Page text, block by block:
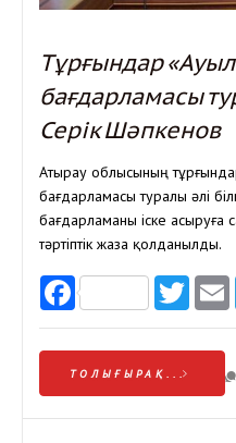
Тұрғындар
бағдарламасы
Серік Шәпкенов
Атырау облысының
бағдарламасы туралы әлі
бағдарламаны іске асыруға
тәртіптік жаза қолданылды.
Facebook
ТОЛЫҒЫРАҚ...